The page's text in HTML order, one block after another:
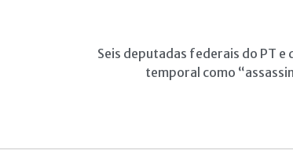
Seis deputadas federais do PT e
temporal como